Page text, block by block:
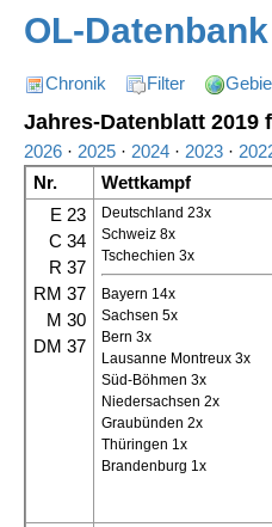
OL-Datenbank
Chronik Filter
Jahres-Datenblatt 2019
2026 · 2025 · 2024 · 2023 ·
Nr.
Wettkampf
E 23
C 34
R 37
RM 37
M 30
DM 37
Deutschland 23x
Schweiz 8x
Tschechien 3x
Bayern 14x
Sachsen 5x
Bern 3x
Lausanne Montreux 3x
Süd-Böhmen 3x
Niedersachsen 2x
Graubünden 2x
Thüringen 1x
Brandenburg 1x